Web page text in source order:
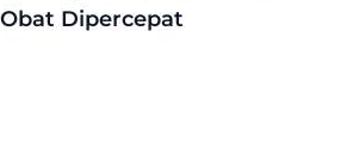
Dipercepat